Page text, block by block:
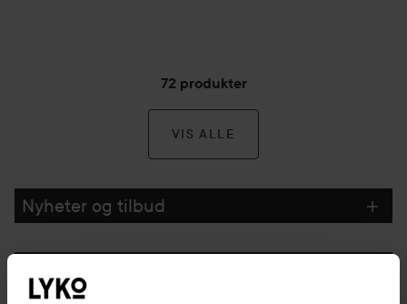
72 produkter
VIS ALLE
Nyheter og tilbud